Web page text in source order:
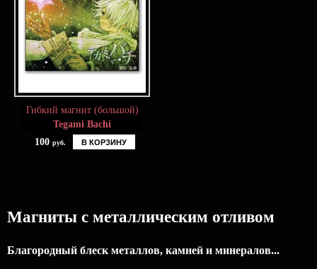
Гибкий магнит (большой)
Tegami Bachi
100 руб. В КОРЗИНУ
Магниты с металлическим отливом
Благородный блеск металлов, камней и минералов...